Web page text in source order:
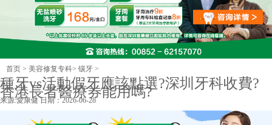
首页 > 美容修复专科> 镶牙 >
種牙vs活動假牙應該點選?深圳牙科收費?
香港長者醫療券能用嗎?
来源:愛康健日期：2026-06-28